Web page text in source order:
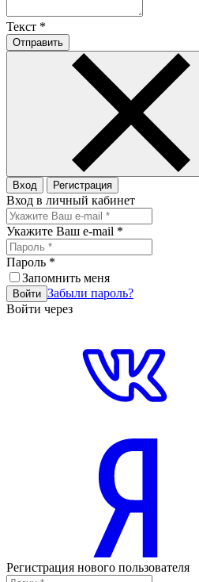
Текст *
Отправить
Вход Регистрация
Вход в личный кабинет
Укажите Ваш e-mail *
Пароль *
Запомнить меня
Войти Забыли пароль?
Войти через
Регистрация нового пользователя